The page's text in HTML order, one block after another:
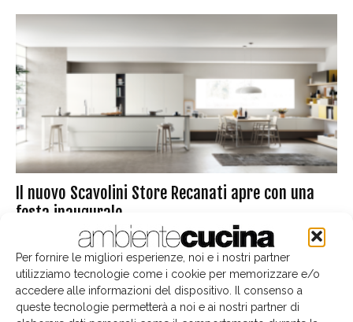
Per fornire le migliori esperienze, noi e i nostri partner
utilizziamo tecnologie come i cookie per memorizzare e/o
accedere alle informazioni del dispositivo. Il consenso a
queste tecnologie permetterà a noi e ai nostri partner di
Il nuovo Scavolini Store Recanati apre con una
festa inaugurale
12 Maggio 2018
Edicola